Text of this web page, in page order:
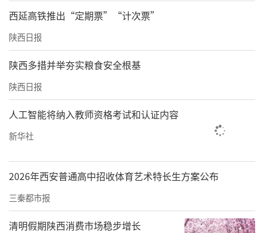
西延高铁推出“定期票”“计次票”
陕西日报
陕西多措并举夯实粮食安全根基
陕西日报
人工智能将纳入教师资格考试和认证内容
新华社
2026年西安普通高中招收体育艺术特长生方案公布
三秦都市报
清明假期陕西消费市场稳步增长